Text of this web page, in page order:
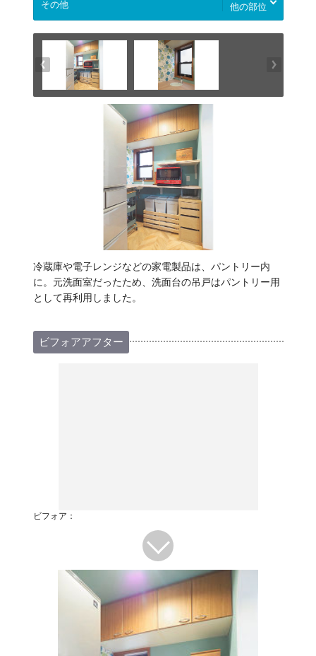
他の部位
冷蔵庫や電子レンジなどの家電製品は、パントリー内
に。元洗面室だったため、洗面台の吊戸はパントリー用
として再利用しました。
ビフォアアフター
ビフォア：